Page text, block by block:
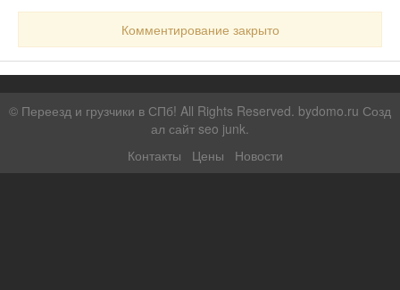
Комментирование закрыто
© Переезд и грузчики в СПб! All Rights Reserved. bydomo.ru Созд
ал сайт seo junk.
Контакты
Цены Новости